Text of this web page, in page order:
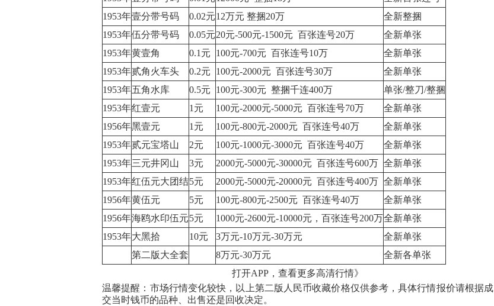
1953年壹分带号码 0.02元12万元 整捆20万
全新整捆
1953年伍分带号码 0.05元20元-500元-1500元 百张连号20万
全新单张
1953年黄壹角 0.1元 100元-700元 百张连号10万
全新单张
1953年贰角火车头 0.2元 100元-2000元 百张连号30万
全新单张
1953年五角水库 0.5元 100元-300元 整捆千连400万
单张/整刀/整捆
1953年红壹元 1元 100元-2000元-5000元 百张连号70万
全新单张
1956年黑壹元 1元 100元-800元-2000元 百张连号40万
全新单张
1953年贰元宝塔山 2元 100元-1000元-3000元 百张连号40万
全新单张
1953年三元井冈山 3元 2000元-5000元-30000元 百张连号600万 全新单张
1953年红伍元大团结5元 2000元-5000元-20000元 百张连号400万 全新单张
1956年黄伍元 5元 100元-800元-2500元 百张连号40万
全新单张
1956年海鸥水印伍元5元 1000元-2600元-10000元，百张连号200万全新单张
1953年大黑拾 10元 3万元-10万元-30万元
全新单张
第二版大全套
8万元-30万元
全新各单张
打开APP，查看更多高清行情》
温馨提醒：市场行情变化较快，以上第二版人民币收藏价格仅供参考，具体行情报价请根据成
交当时钱币的品种、出售还是回收决定。